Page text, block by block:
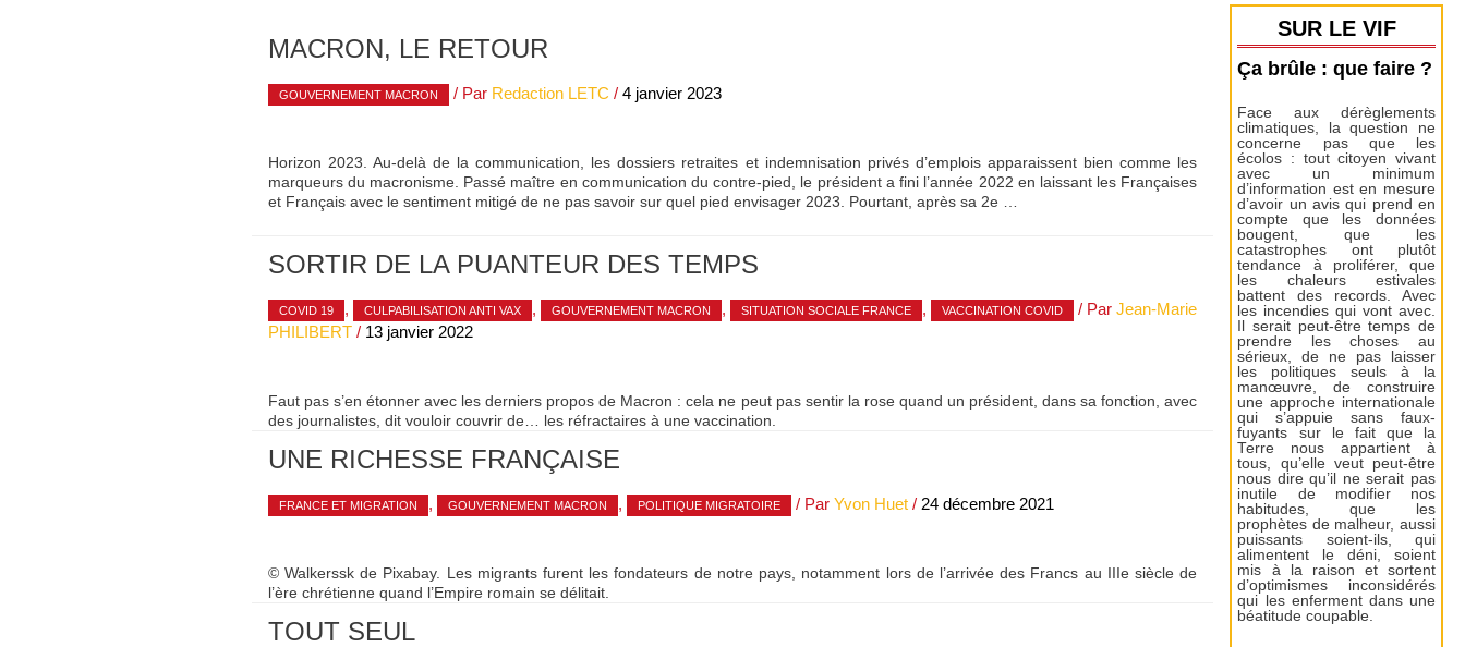
MACRON, LE RETOUR
GOUVERNEMENT MACRON / Par Redaction LETC / 4 janvier 2023
Horizon 2023. Au-delà de la communication, les dossiers retraites et indemnisation privés d’emplois apparaissent bien comme les
marqueurs du macronisme. Passé maître en communication du contre-pied, le président a fini l’année 2022 en laissant les Françaises
et Français avec le sentiment mitigé de ne pas savoir sur quel pied envisager 2023. Pourtant, après sa 2e …
SORTIR DE LA PUANTEUR DES TEMPS
COVID 19 , CULPABILISATION ANTI VAX , GOUVERNEMENT MACRON , SITUATION SOCIALE FRANCE , VACCINATION COVID / Par Jean-Marie
PHILIBERT / 13 janvier 2022
Faut pas s’en étonner avec les derniers propos de Macron : cela ne peut pas sentir la rose quand un président, dans sa fonction, avec
des journalistes, dit vouloir couvrir de… les réfractaires à une vaccination.
UNE RICHESSE FRANÇAISE
FRANCE ET MIGRATION , GOUVERNEMENT MACRON , POLITIQUE MIGRATOIRE / Par Yvon Huet / 24 décembre 2021
© Walkerssk de Pixabay. Les migrants furent les fondateurs de notre pays, notamment lors de l’arrivée des Francs au IIIe siècle de
l’ère chrétienne quand l’Empire romain se délitait.
TOUT SEUL
SUR LE VIF
Ça brûle : que faire ?
Face aux dérèglements
climatiques, la question ne
concerne pas que les
écolos : tout citoyen vivant
avec un minimum
d’information est en mesure
d’avoir un avis qui prend en
compte que les données
bougent, que les
catastrophes ont plutôt
tendance à proliférer, que
les chaleurs estivales
battent des records. Avec
les incendies qui vont avec.
Il serait peut-être temps de
prendre les choses au
sérieux, de ne pas laisser
les politiques seuls à la
manœuvre, de construire
une approche internationale
qui s’appuie sans faux-
fuyants sur le fait que la
Terre nous appartient à
tous, qu’elle veut peut-être
nous dire qu’il ne serait pas
inutile de modifier nos
habitudes, que les
prophètes de malheur, aussi
puissants soient-ils, qui
alimentent le déni, soient
mis à la raison et sortent
d’optimismes inconsidérés
qui les enferment dans une
béatitude coupable.